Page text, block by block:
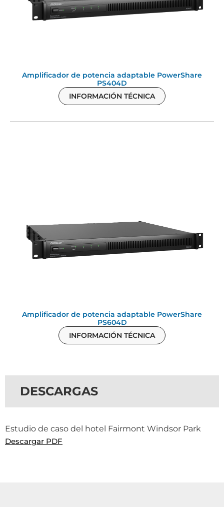
Amplificador de potencia adaptable PowerShare
PS404D
INFORMACIÓN TÉCNICA
Amplificador de potencia adaptable PowerShare
PS604D
INFORMACIÓN TÉCNICA
DESCARGAS
Estudio de caso del hotel Fairmont Windsor Park
Descargar PDF